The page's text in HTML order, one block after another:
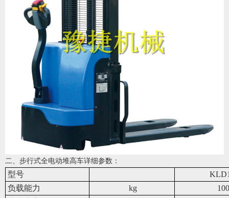
二、步行式全电动堆高车详细参数：
型号
负载能力
kg